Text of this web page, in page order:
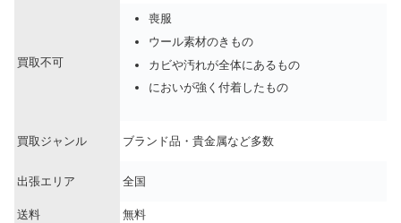
買取不可
喪服
ウール素材のきもの
カビや汚れが全体にあるもの
においが強く付着したもの
買取ジャンル ブランド品・貴金属など多数
出張エリア 全国
送料 無料